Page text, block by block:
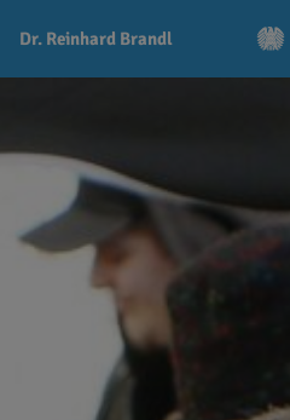
Dr. Reinhard Brandl